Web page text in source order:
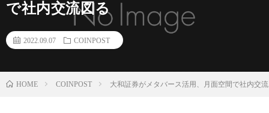
で社内交流図る
2022.09.07 COINPOST
HOME COINPOST 大和証券がメタバース活用、月面空間で社内交